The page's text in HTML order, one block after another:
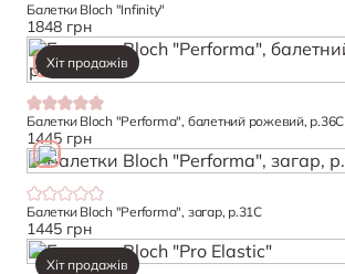
Балетки Bloch "Infinity"
1848 грн
Хіт продажів
Балетки Bloch "Performa", балетний рожевий, р.36C
1445 грн
Балетки Bloch "Performa", загар, р.31C
1445 грн
Хіт продажів